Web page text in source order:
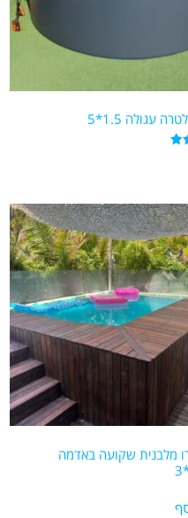
עגולה 1.5*5
מלבנית שקועה באדמה